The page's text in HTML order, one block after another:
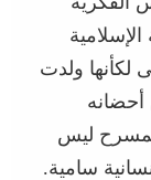
لكأنها ولدت
ليس
سامية.